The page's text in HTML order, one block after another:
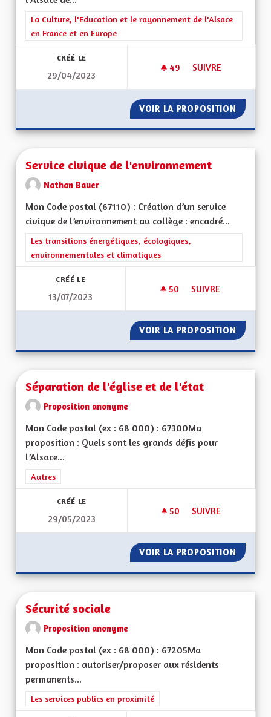
Filtrer les résultats de la catégorie : La Culture, l'Education et
La Culture, l'Education et le rayonnement de l'Alsace
en France et en Europe
CRÉÉ LE
29/04/2023
49 49 ABONNÉS
SUIVRE
VOIR LA PROPOSITION
Service civique de l'environnement
Nathan Bauer
Mon Code postal (67110) : Création d’un service
civique de l’environnement au collège : encadré...
Filtrer les résultats de la catégorie : Les transitions
Les transitions énergétiques, écologiques,
environnementales et climatiques
CRÉÉ LE
13/07/2023
50 50 ABONNÉS
SUIVRE
VOIR LA PROPOSITION
Séparation de l'église et de l'état
Proposition anonyme
Mon Code postal (ex : 68 000) : 67300Ma
proposition : Quels sont les grands défis pour
l’Alsace...
Filtrer les résultats de la catégorie : Autres
Autres
CRÉÉ LE
29/05/2023
50 50 ABONNÉS
SUIVRE
VOIR LA PROPOSITION
Sécurité sociale
Proposition anonyme
Mon Code postal (ex : 68 000) : 67205Ma
proposition : autoriser/proposer aux résidents
permanents...
Filtrer les résultats de la catégorie : Les services publics en
Les services publics en proximité